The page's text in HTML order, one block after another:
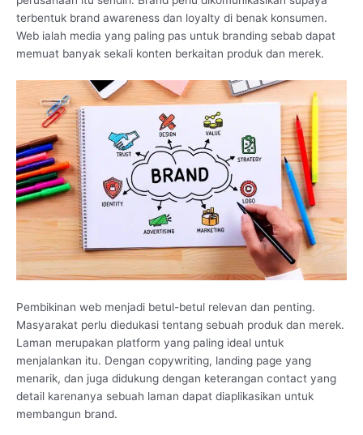
terbentuk brand awareness dan loyalty di benak konsumen.
Web ialah media yang paling pas untuk branding sebab dapat
memuat banyak sekali konten berkaitan produk dan merek.
Pembikinan web menjadi betul-betul relevan dan penting.
Masyarakat perlu diedukasi tentang sebuah produk dan merek.
Laman merupakan platform yang paling ideal untuk
menjalankan itu. Dengan copywriting, landing page yang
menarik, dan juga didukung dengan keterangan contact yang
detail karenanya sebuah laman dapat diaplikasikan untuk
membangun brand.